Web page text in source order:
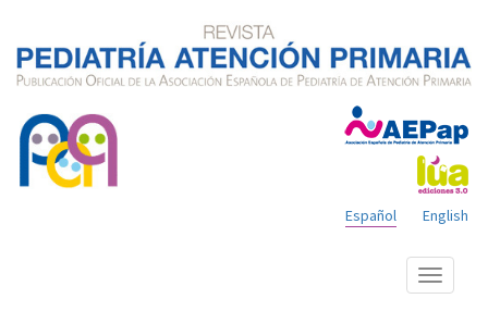
English
Español
Mostrar
menú